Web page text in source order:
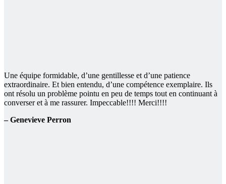
Une équipe formidable, d’une gentillesse et d’une patience
extraordinaire. Et bien entendu, d’une compétence exemplaire. Ils
ont résolu un problème pointu en peu de temps tout en continuant à
converser et à me rassurer. Impeccable!!!! Merci!!!!
– Genevieve Perron